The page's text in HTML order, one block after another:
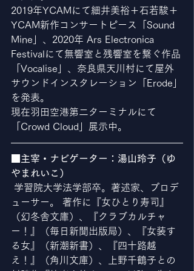
2019年YCAMにて細井美裕＋石若駿＋
YCAM新作コンサートピース「Sound
Mine」、2020年 Ars Electronica
Festivalにて無響室と残響室を繋ぐ作品
「Vocalise」、奈良県天川村にて屋外
サウンドインスタレーション「Erode」
を発表。
現在羽田空港第二ターミナルにて
「Crowd Cloud」展示中。
■主宰・ナビゲーター：湯山玲子（ゆ
やまれいこ）
ューサー。 著作に『女ひとり寿司』
（幻冬舎文庫）、『クラブカルチャ
ー！』（毎日新聞出版局）、『女装す
る女』（新潮新書）、『四十路越
え！』（角川文庫）、上野千鶴子との